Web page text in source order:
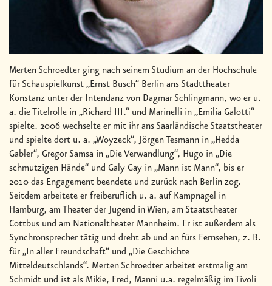
Merten Schroedter ging nach seinem Studium an der Hochschule
für Schauspielkunst „Ernst Busch“ Berlin ans Stadttheater
Konstanz unter der Intendanz von Dagmar Schlingmann, wo er u.
a. die Titelrolle in „Richard III.“ und Marinelli in „Emilia Galotti“
spielte. 2006 wechselte er mit ihr ans Saarländische Staatstheater
und spielte dort u. a. „Woyzeck“, Jörgen Tesmann in „Hedda
Gabler“, Gregor Samsa in „Die Verwandlung“, Hugo in „Die
schmutzigen Hände“ und Galy Gay in „Mann ist Mann“, bis er
2010 das Engagement beendete und zurück nach Berlin zog.
Seitdem arbeitete er freiberuflich u. a. auf Kampnagel in
Hamburg, am Theater der Jugend in Wien, am Staatstheater
Cottbus und am Nationaltheater Mannheim. Er ist außerdem als
Synchronsprecher tätig und dreht ab und an fürs Fernsehen, z. B.
für „In aller Freundschaft“ und „Die Geschichte
Mitteldeutschlands“. Merten Schroedter arbeitet erstmalig am
Schmidt und ist als Mikie, Fred, Manni u.a. regelmäßig im Tivoli